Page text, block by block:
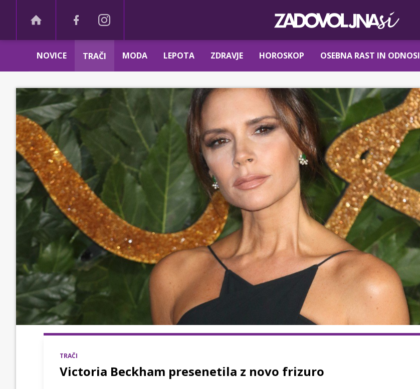
NOVICE TRAČI MODA LEPOTA ZDRAVJE HOROSKOP OSEBNA RAST IN ODNOSI
TRAČI
Victoria Beckham presenetila z novo frizuro